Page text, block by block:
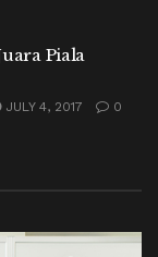
Piala
JULY 4, 2017 0